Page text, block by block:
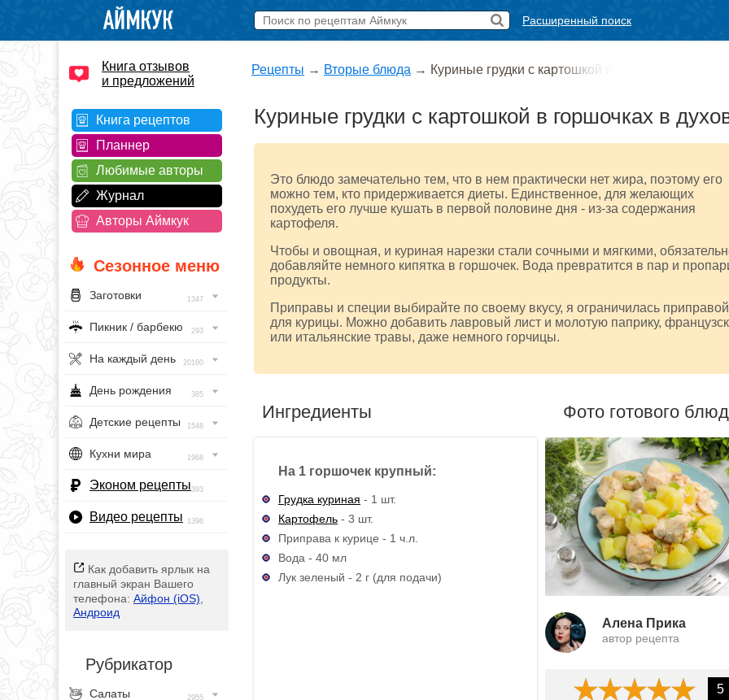
Расширенный поиск
Книга отзывов
и предложений
Книга рецептов
Планнер
Любимые авторы
Журнал
Авторы Аймкук
Сезонное меню
Заготовки 1347
Пикник / барбекю 293
На каждый день 20160
День рождения 385
Детские рецепты 1548
Кухни мира 1968
Эконом рецепты393
Видео рецепты 1396
Как добавить ярлык на
главный экран Вашего
телефона: Айфон (iOS)
Андроид
Рубрикатор
Салаты 2955
Рецепты → Вторые блюда → Куриные грудки с картошкой в г
Куриные грудки с картошкой в горшочках в
Это блюдо замечательно тем, что в нем практически нет жира, поэтому его
можно тем, кто придерживается диеты. Единственное, для желающих
похудеть его лучше кушать в первой половине дня - из-за содержания
картофеля.
Чтобы и овощная, и куриная нарезки стали сочными и мягкими,
добавляйте немного кипятка в горшочек. Вода превратится в пар и
продукты.
Приправы и специи выбирайте по своему вкусу, я ограничилась приправой
для курицы. Можно добавить лавровый лист и молотую паприку,
или итальянские травы, даже немного горчицы.
Ингредиенты
На 1 горшочек крупный:
Грудка куриная - 1 шт.
Картофель - 3 шт.
Приправа к курице - 1 ч.л.
Вода - 40 мл
Лук зеленый - 2 г (для подачи)
Фото готового
Алена Прика
автор рецепта
5